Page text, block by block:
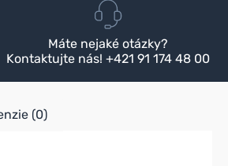
Máte nejaké otázky?
Kontaktujte nás! +421 91 174 48 00
(0)